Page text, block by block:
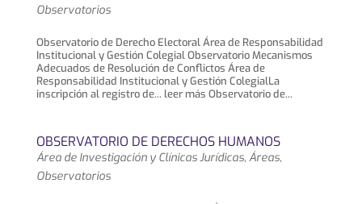
Observatorios
Observatorio de Derecho Electoral Área de Responsabilidad
Institucional y Gestión Colegial Observatorio Mecanismos
Adecuados de Resolución de Conflictos Área de
Responsabilidad Institucional y Gestión ColegialLa
inscripción al registro de... leer más Observatorio de...
OBSERVATORIO DE DERECHOS HUMANOS
Área de Investigación y Clínicas Jurídicas, Áreas,
Observatorios